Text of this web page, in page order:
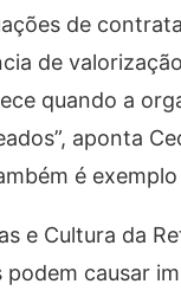
de
de
quando a
aponta
é
e Cultura da
causar